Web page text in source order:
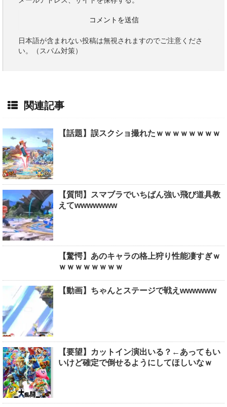
日本語が含まれない投稿は無視されますのでご注意くださ
い。（スパム対策）
関連記事
【話題】誤スクショ撮れたｗｗｗｗｗｗｗｗ
【質問】スマブラでいちばん強い飛び道具教
えてwwwwwww
【驚愕】あのキャラの格上狩り性能凄すぎｗ
ｗｗｗｗｗｗｗｗ
【動画】ちゃんとステージで戦えwwwwww
【要望】カットイン演出いる？←あってもい
いけど確定で倒せるようにしてほしいなｗ